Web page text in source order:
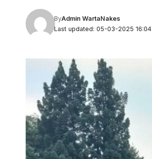
Last updated: 05-03-2025 16:04
ByAdmin WartaNakes